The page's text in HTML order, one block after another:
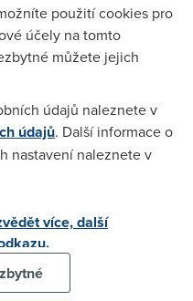
nejlépe fungující po
jak daleko jsem od
Bydlím v Praze 9. Děkuji
co umí ADSL2+. U
8MB by ale měl
použití cookies pro
účely na tomto
můžete jejich
údajů naleznete v
údajů. Další informace o
nastavení naleznete v
více, další